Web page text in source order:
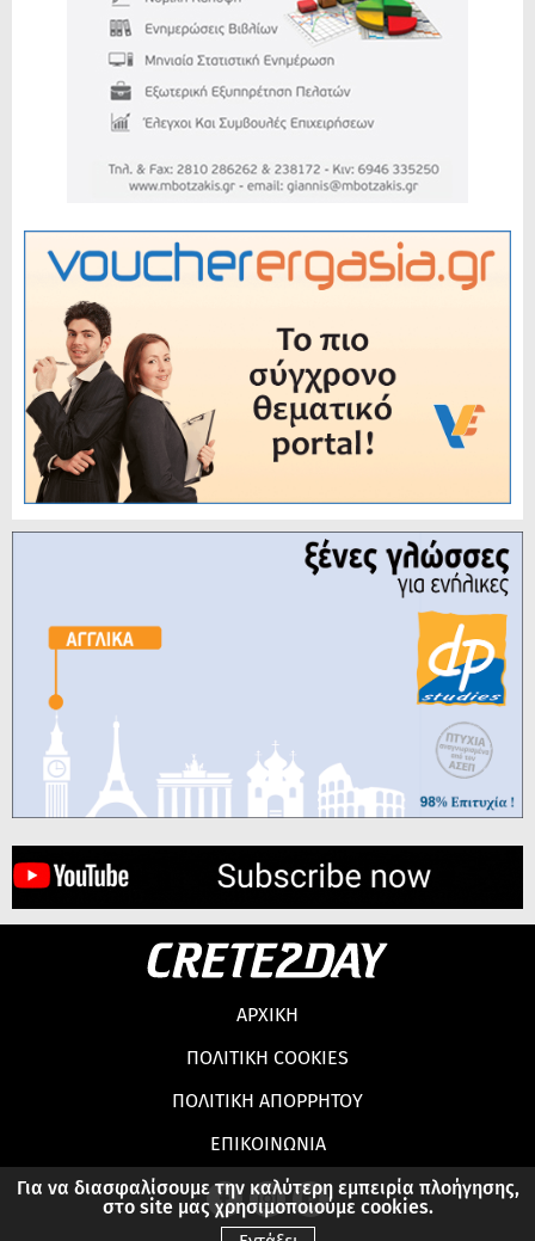
Για να διασφαλίσουμε την καλύτερη εμπειρία πλοήγησης,
στο site μας χρησιμοποιούμε cookies.
ΑΡΧΙΚΗ
ΠΟΛΙΤΙΚΗ COOKIES
ΠΟΛΙΤΙΚΗ ΑΠΟΡΡΗΤΟΥ
ΕΠΙΚΟΙΝΩΝΙΑ